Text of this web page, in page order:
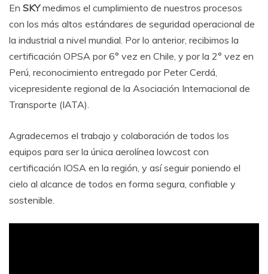
En SKYmedimos el cumplimiento de nuestros procesos
con los más altos estándares de seguridad operacional de
la industrial a nivel mundial. Por lo anterior, recibimos la
certificación OPSA por 6° vez en Chile, y por la 2° vez en
Perú, reconocimiento entregado por Peter Cerdá,
vicepresidente regional de la Asociación Internacional de
Transporte (IATA).
Agradecemos el trabajo y colaboración de todos los
equipos para ser la única aerolínea lowcost con
certificación IOSA en la región, y así seguir poniendo el
cielo al alcance de todos en forma segura, confiable y
sostenible.